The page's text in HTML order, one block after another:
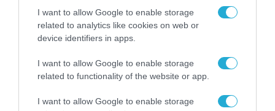
I want to allow Google to enable storage
related to analytics like cookies on web or
device identifiers in apps.
I want to allow Google to enable storage
related to functionality of the website or app.
I want to allow Google to enable storage
Σ. Καλαφάτης: «Η
Τεχνητή Νοημοσύνη
δεν είναι απλώς μια
νέα τεχνολογία, είναι
μια νέα βιομηχανική
επανάσταση»
31.07.2026
για τη χρηματοδότηση